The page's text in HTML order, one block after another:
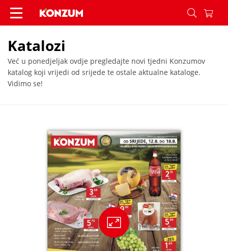
Katalozi - Konzum
Katalozi
Već u ponedjeljak ovdje pregledajte novi tjedni Konzumov
katalog koji vrijedi od srijede te ostale aktualne kataloge.
Vidimo se!